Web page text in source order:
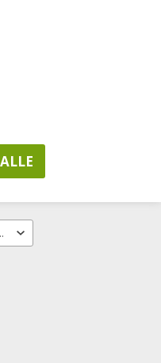
blæk